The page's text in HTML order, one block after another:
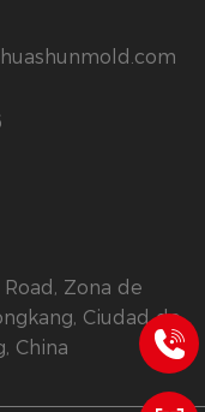
Zona de
Ciudad de
China